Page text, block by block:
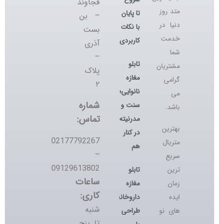
متد روز
دنیا در
خدمت
شما
مشتریان
گرامی
می
باشد.
بهترین
متریال
سریع
ترین
زمان
ایده
های نو
تا پایان
با نکات
کاربردی
تابلو
مغازه
نانوایی؛
سنت و
مدرنیته
در کنار
هم
تابلو
مغازه
داروخانه؛
طراحی
– بن
بست
آذری
–
پلاک
۲
شماره
تماس:
02177792267
–
09129613802
ساعات
کاری:
شنبه